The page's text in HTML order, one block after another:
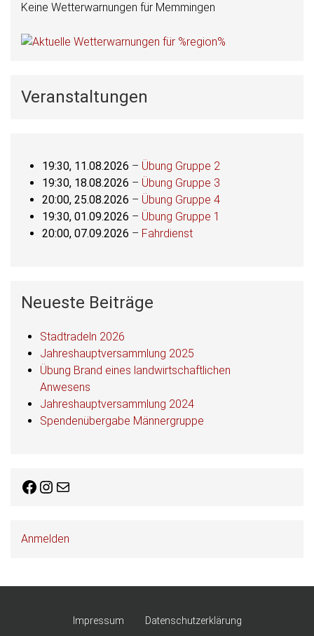
Keine Wetterwarnungen für Memmingen
Veranstaltungen
19:30, 11.08.2026 – Übung Gruppe 2
19:30, 18.08.2026 – Übung Gruppe 3
20:00, 25.08.2026 – Übung Gruppe 4
19:30, 01.09.2026 – Übung Gruppe 1
20:00, 07.09.2026 – Fahrdienst
Neueste Beiträge
Stadtradeln 2026
Jahreshauptversammlung 2025
Übung Brand eines landwirtschaftlichen
Anwesens
Jahreshauptversammlung 2024
Spendenübergabe Männergruppe
Facebook
Instagram
E-Mail
Anmelden
Impressum Datenschutzerklärung